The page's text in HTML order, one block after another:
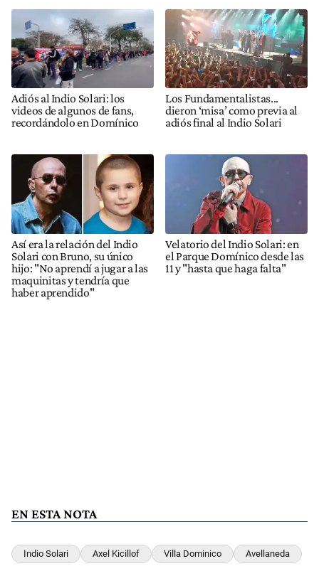
Adiós al Indio Solari: los
videos de algunos de fans,
recordándolo en Domínico
Los Fundamentalistas...
dieron ‘misa’ como previa al
adiós final al Indio Solari
Así era la relación del Indio
Solari con Bruno, su único
hijo: "No aprendí a jugar a las
maquinitas y tendría que
haber aprendido"
Velatorio del Indio Solari: en
el Parque Domínico desde las
11 y "hasta que haga falta"
EN ESTA NOTA
Indio Solari Axel Kicillof Villa Dominico Avellaneda